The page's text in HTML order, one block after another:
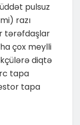
pulsuz
razı
tərəfdaşlar
çox meylli
diqtə
tapa
tapa